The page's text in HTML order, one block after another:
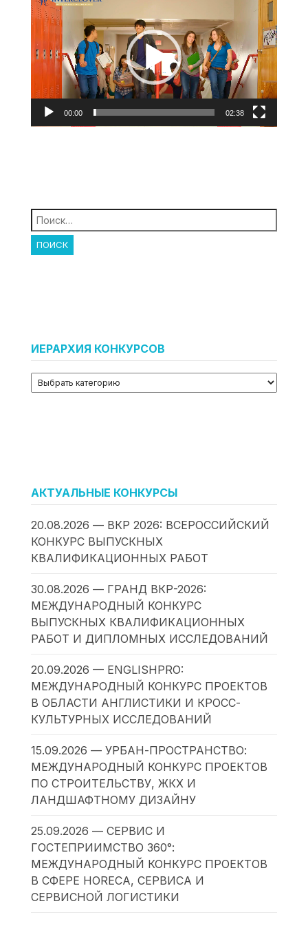
00:00 02:38
Найти:
ИЕРАРХИЯ КОНКУРСОВ
АКТУАЛЬНЫЕ КОНКУРСЫ
20.08.2026 — ВКР 2026: ВСЕРОССИЙСКИЙ
КОНКУРС ВЫПУСКНЫХ
КВАЛИФИКАЦИОННЫХ РАБОТ
30.08.2026 — ГРАНД ВКР-2026:
МЕЖДУНАРОДНЫЙ КОНКУРС
ВЫПУСКНЫХ КВАЛИФИКАЦИОННЫХ
РАБОТ И ДИПЛОМНЫХ ИССЛЕДОВАНИЙ
20.09.2026 — ENGLISHPRO:
МЕЖДУНАРОДНЫЙ КОНКУРС ПРОЕКТОВ
В ОБЛАСТИ АНГЛИСТИКИ И КРОСС-
КУЛЬТУРНЫХ ИССЛЕДОВАНИЙ
15.09.2026 — УРБАН-ПРОСТРАНСТВО:
МЕЖДУНАРОДНЫЙ КОНКУРС ПРОЕКТОВ
ПО СТРОИТЕЛЬСТВУ, ЖКХ И
ЛАНДШАФТНОМУ ДИЗАЙНУ
25.09.2026 — СЕРВИС И
ГОСТЕПРИИМСТВО 360°:
МЕЖДУНАРОДНЫЙ КОНКУРС ПРОЕКТОВ
В СФЕРЕ HORECA, СЕРВИСА И
СЕРВИСНОЙ ЛОГИСТИКИ